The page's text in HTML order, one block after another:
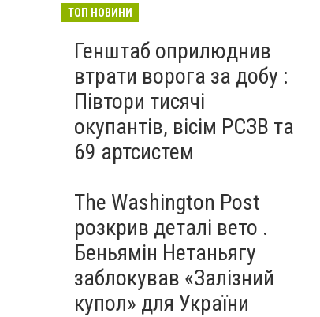
ТОП НОВИНИ
Генштаб оприлюднив
втрати ворога за добу :
Півтори тисячі
окупантів, вісім РСЗВ та
69 артсистем
The Washington Post
розкрив деталі вето .
Беньямін Нетаньягу
заблокував «Залізний
купол» для України